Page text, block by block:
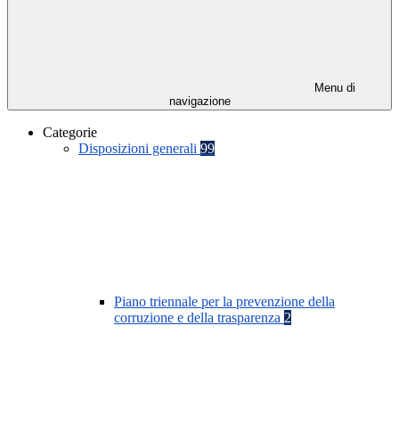
Menu di
navigazione
Categorie
Disposizioni generali 99
Piano triennale per la prevenzione della
corruzione e della trasparenza 2